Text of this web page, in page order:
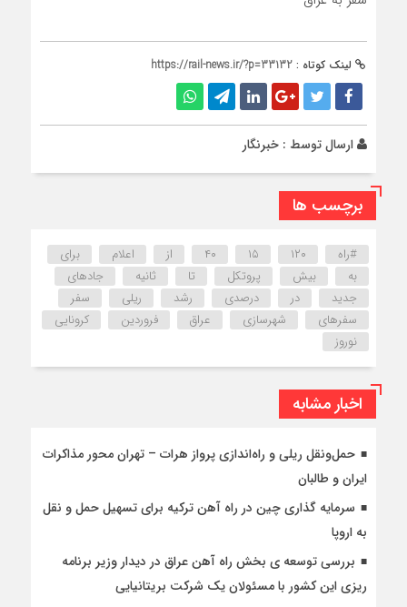
لینک کوتاه : https://rail-news.ir/?p=33132
ارسال توسط : خبرنگار
برچسب ها
#راه ۱۲۰ ۱۵ ۴۰ از اعلام
برای
به
بیش پروتکل تا ثانیه
جادهای
جدید
در درصدی رشد ریلی
سفر
سفرهای
شهرسازی عراق فروردین
کرونایی
نوروز
اخبار مشابه
حمل‌ونقل ریلی و راه‌اندازی پرواز هرات – تهران محور مذاکرات
ایران و طالبان
سرمایه گذاری چین در راه آهن ترکیه برای تسهیل حمل و نقل
به اروپا
بررسی توسعه ی بخش راه آهن عراق در دیدار وزیر برنامه
ریزی این کشور با مسئولان یک شرکت بریتانیایی